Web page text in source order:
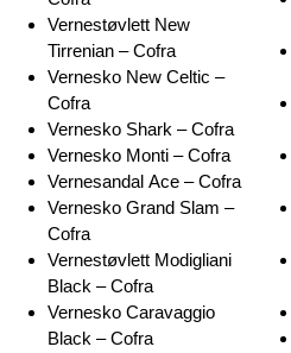
Vernestøvlett New
Tirrenian – Cofra
Vernesko New Celtic –
Cofra
Vernesko Shark – Cofra
Vernesko Monti – Cofra
Vernesandal Ace – Cofra
Vernesko Grand Slam –
Cofra
Vernestøvlett Modigliani
Black – Cofra
Vernesko Caravaggio
Black – Cofra